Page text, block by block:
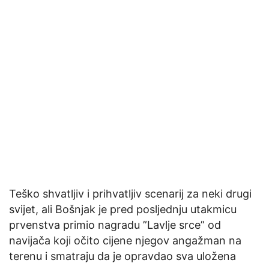
Teško shvatljiv i prihvatljiv scenarij za neki drugi
svijet, ali Bošnjak je pred posljednju utakmicu
prvenstva primio nagradu ”Lavlje srce” od
navijača koji očito cijene njegov angažman na
terenu i smatraju da je opravdao sva uložena